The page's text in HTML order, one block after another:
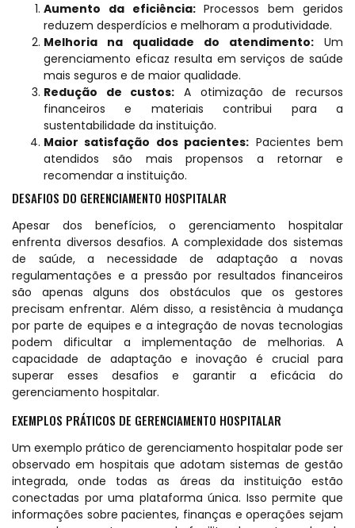
Aumento da eficiência:Processos bem geridos
reduzem desperdícios e melhoram a produtividade.
Melhoria na qualidade do atendimento: Um
gerenciamento eficaz resulta em serviços de saúde
mais seguros e de maior qualidade.
Redução de custos: A otimização de recursos
financeiros e materiais contribui para a
sustentabilidade da instituição.
Maior satisfação dos pacientes: Pacientes bem
atendidos são mais propensos a retornar e
recomendar a instituição.
DESAFIOS DO GERENCIAMENTO HOSPITALAR
Apesar dos benefícios, o gerenciamento hospitalar
enfrenta diversos desafios. A complexidade dos sistemas
de saúde, a necessidade de adaptação a novas
regulamentações e a pressão por resultados financeiros
são apenas alguns dos obstáculos que os gestores
precisam enfrentar. Além disso, a resistência à mudança
por parte de equipes e a integração de novas tecnologias
podem dificultar a implementação de melhorias. A
capacidade de adaptação e inovação é crucial para
superar esses desafios e garantir a eficácia do
gerenciamento hospitalar.
EXEMPLOS PRÁTICOS DE GERENCIAMENTO HOSPITALAR
Um exemplo prático de gerenciamento hospitalar pode ser
observado em hospitais que adotam sistemas de gestão
integrada, onde todas as áreas da instituição estão
conectadas por uma plataforma única. Isso permite que
informações sobre pacientes, finanças e operações sejam